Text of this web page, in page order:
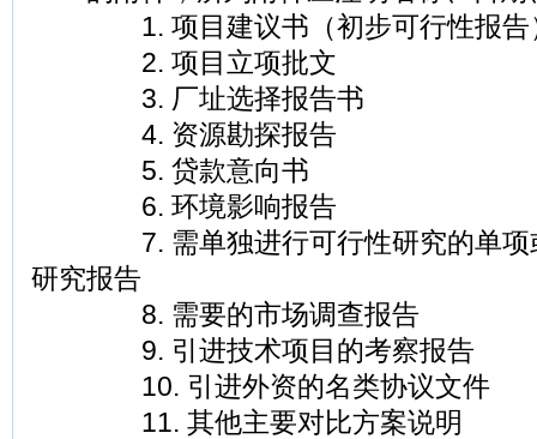
1. 项目建议书（初步可行性报告
2. 项目立项批文
3. 厂址选择报告书
4. 资源勘探报告
5. 贷款意向书
6. 环境影响报告
7. 需单独进行可行性研究的单项或
研究报告
8. 需要的市场调查报告
9. 引进技术项目的考察报告
10. 引进外资的名类协议文件
11. 其他主要对比方案说明